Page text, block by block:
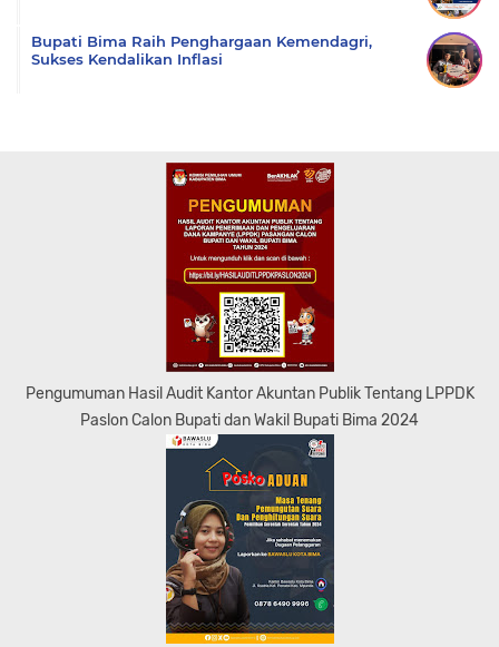
Bupati Bima Raih Penghargaan Kemendagri,
Sukses Kendalikan Inflasi
Pengumuman Hasil Audit Kantor Akuntan Publik Tentang LPPDK
Paslon Calon Bupati dan Wakil Bupati Bima 2024